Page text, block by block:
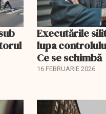
Executările
lupa
Ce se schimbă
16 FEBRUARIE 2026